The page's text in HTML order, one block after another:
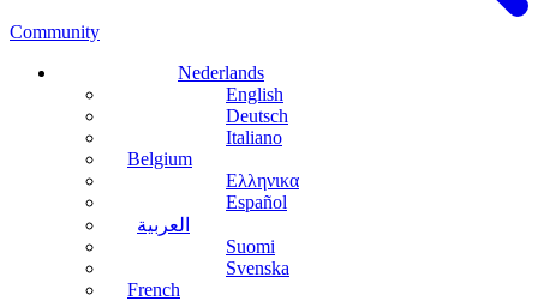
Community
Nederlands
English
Deutsch
Italiano
Belgium
Ελληνικα
Español
العربية
Suomi
Svenska
French